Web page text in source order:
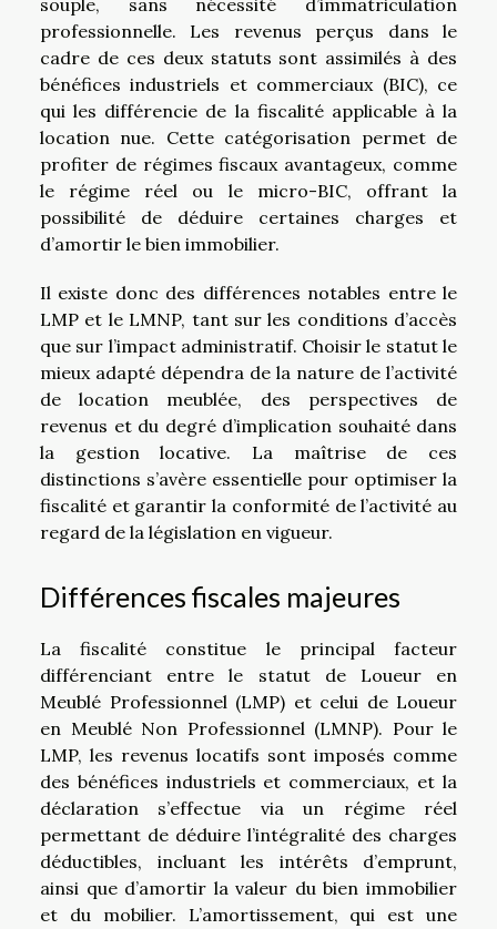
professionnelle. Les revenus perçus dans le
cadre de ces deux statuts sont assimilés à des
bénéfices industriels et commerciaux (BIC), ce
qui les différencie de la fiscalité applicable à la
location nue. Cette catégorisation permet de
profiter de régimes fiscaux avantageux, comme
le régime réel ou le micro-BIC, offrant la
possibilité de déduire certaines charges et
d’amortir le bien immobilier.
Il existe donc des différences notables entre le
LMP et le LMNP, tant sur les conditions d’accès
que sur l’impact administratif. Choisir le statut le
mieux adapté dépendra de la nature de l’activité
de location meublée, des perspectives de
revenus et du degré d’implication souhaité dans
la gestion locative. La maîtrise de ces
distinctions s’avère essentielle pour optimiser la
fiscalité et garantir la conformité de l’activité au
regard de la législation en vigueur.
Différences fiscales majeures
La fiscalité constitue le principal facteur
différenciant entre le statut de Loueur en
Meublé Professionnel (LMP) et celui de Loueur
en Meublé Non Professionnel (LMNP). Pour le
LMP, les revenus locatifs sont imposés comme
des bénéfices industriels et commerciaux, et la
déclaration s’effectue via un régime réel
permettant de déduire l’intégralité des charges
déductibles, incluant les intérêts d’emprunt,
ainsi que d’amortir la valeur du bien immobilier
et du mobilier. L’amortissement, qui est une